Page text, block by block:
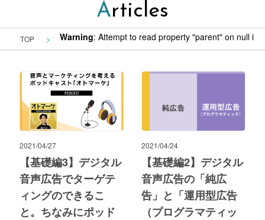
Articles
TOP Warning: Attempt to read property "parent" on null in
2021/04/27
【基礎編3】デジタル
音声広告でターゲテ
ィングのできるこ
と。ちなみにポッド
2021/04/24
【基礎編2】デジタル
音声広告の「純広
告」と「運用型広告
（プログラマティッ